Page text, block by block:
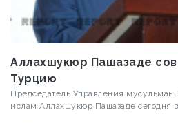
Аллахшукюр Пашазаде
Турцию
Председатель Управления мусульман
ислам Аллахшукюр Пашазаде сегодня